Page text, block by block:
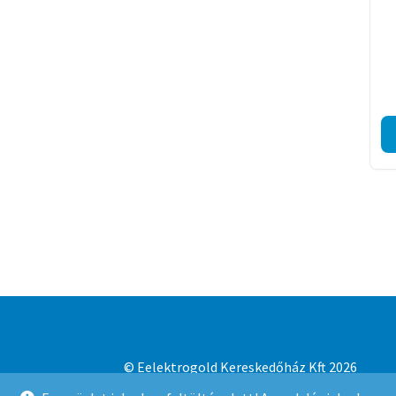
© Eelektrogold Kereskedőház Kft 2026
Adatvédelmi irányelvek
Built with